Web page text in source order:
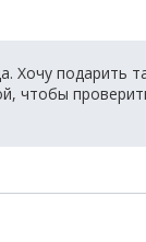
Хочу подарить
чтобы